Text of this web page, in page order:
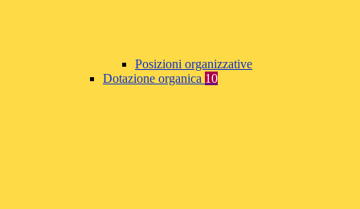
Posizioni organizzative
Dotazione organica 10